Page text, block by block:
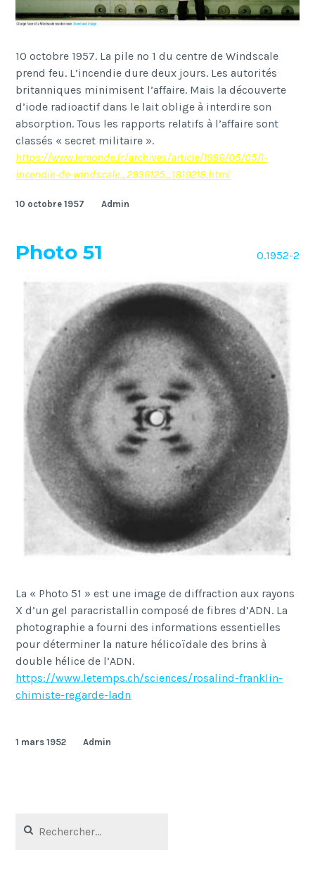
10 octobre 1957. La pile nº 1 du centre de Windscale
prend feu. L’incendie dure deux jours. Les autorités
britanniques minimisent l’affaire. Mais la découverte
d’iode radioactif dans le lait oblige à interdire son
absorption. Tous les rapports relatifs à l’affaire sont
classés « secret militaire ».
https://www.lemonde.fr/archives/article/1986/05/05/l-
incendie-de-windscale_2936125_1819218.html
10 octobre 1957 Admin
Photo 51 O.1952-2
La « Photo 51 » est une image de diffraction aux rayons
X d’un gel paracristallin composéde fibres d’ADN. La
photographie a fourni des informations essentielles
pour déterminer la nature hélicoïdale des brinsà
double hélice de l’ADN.
https://www.letemps.ch/sciences/rosalind-franklin-
chimiste-regarde-ladn
1 mars 1952 Admin